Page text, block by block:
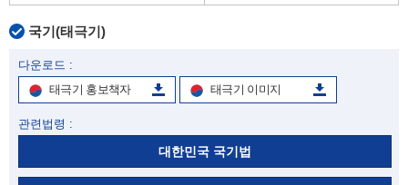
국기(태극기)
다운로드 :
태극기 홍보책자
태극기 이미지
관련법령 :
대한민국 국기법